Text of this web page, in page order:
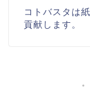
コトバスタは
貢献します。